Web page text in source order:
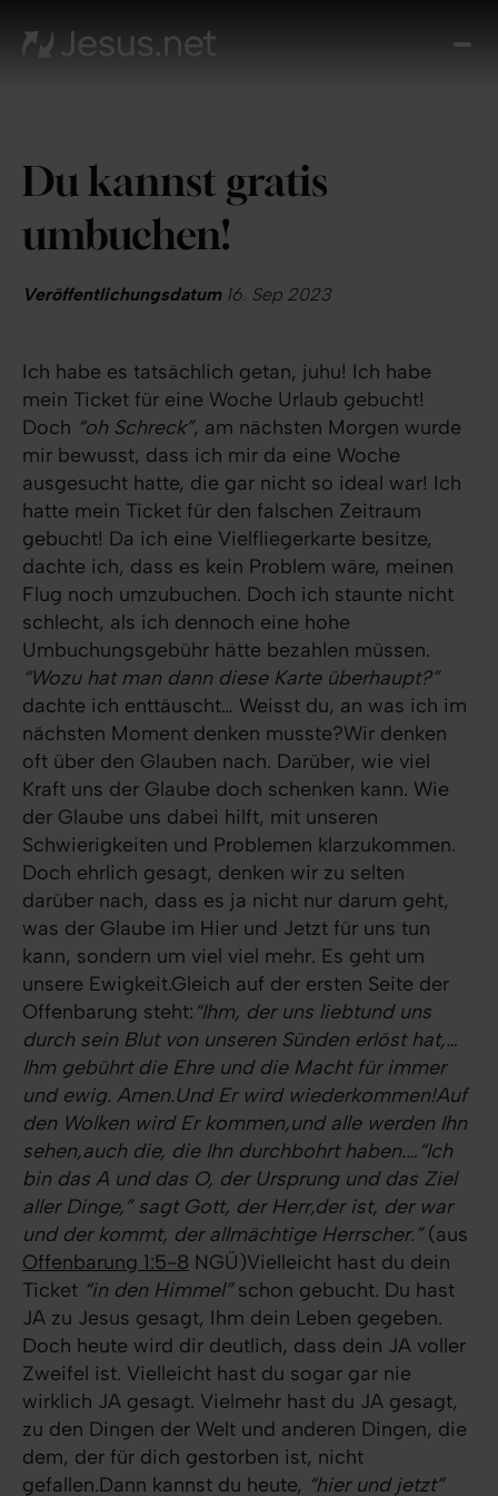
Du kannst gratis
umbuchen!
Veröffentlichungsdatum16. Sep 2023
Ich habe es tatsächlich getan, juhu! Ich habe
mein Ticket für eine Woche Urlaub gebucht!
Doch “oh Schreck”, am nächsten Morgen wurde
mir bewusst, dass ich mir da eine Woche
ausgesucht hatte, die gar nicht so ideal war! Ich
hatte mein Ticket für den falschen Zeitraum
gebucht! Da ich eine Vielfliegerkarte besitze,
dachte ich, dass es kein Problem wäre, meinen
Flug noch umzubuchen. Doch ich staunte nicht
schlecht, als ich dennoch eine hohe
Umbuchungsgebühr hätte bezahlen müssen.
“Wozu hat man dann diese Karte überhaupt?”
dachte ich enttäuscht… Weisst du, an was ich im
nächsten Moment denken musste?Wir denken
oft über den Glauben nach. Darüber, wie viel
Kraft uns der Glaube doch schenken kann. Wie
der Glaube uns dabei hilft, mit unseren
Schwierigkeiten und Problemen klarzukommen.
Doch ehrlich gesagt, denken wir zu selten
darüber nach, dass es ja nicht nur darum geht,
was der Glaube im Hier und Jetzt für uns tun
kann, sondern um viel viel mehr. Es geht um
unsere Ewigkeit.Gleich auf der ersten Seite der
Offenbarung steht: “Ihm, der uns liebtund uns
durch sein Blut von unseren Sünden erlöst hat,…
Ihm gebührt die Ehre und die Macht für immer
und ewig. Amen.Und Er wird wiederkommen!Auf
den Wolken wird Er kommen,und alle werden Ihn
sehen,auch die, die Ihn durchbohrt haben.… “Ich
bin das A und das O, der Ursprung und das Ziel
aller Dinge,” sagt Gott, der Herr,der ist, der war
und der kommt, der allmächtige Herrscher.”(aus
Offenbarung 1:5-8 NGÜ)Vielleicht hast du dein
Ticket “in den Himmel”schon gebucht. Du hast
JA zu Jesus gesagt, Ihm dein Leben gegeben.
Doch heute wird dir deutlich, dass dein JA voller
Zweifel ist. Vielleicht hast du sogar gar nie
wirklich JA gesagt. Vielmehr hast du JA gesagt,
zu den Dingen der Welt und anderen Dingen, die
dem, der für dich gestorben ist, nicht
gefallen.Dann kannst du heute, “hier und jetzt”